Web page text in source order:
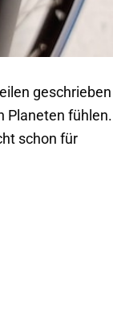
geschrieben
Planeten fühlen.
schon für